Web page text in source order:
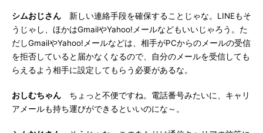
シムおじさん 新しい連絡手段を確保することじゃな。LINEもそ
うじゃし、ほかはGmailやYahoo!メールなどもいいじゃろう。た
だしGmailやYahoo!メールなどは、相手がPCからのメールの受信
を拒否していると届かなくなるので、自分のメールを受信しても
らえるよう相手に設定してもらう必要があるな。
おしむちゃん ちょっと不便ですね。電話番号みたいに、キャリ
アメールも持ち運びができるといいのにな～。